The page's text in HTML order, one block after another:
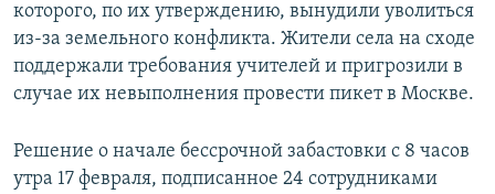
которого, по их утверждению, вынудили уволиться
из-за земельного конфликта. Жители села на сходе
поддержали требования учителей и пригрозили в
случае их невыполнения провести пикет в Москве.
Решение о начале бессрочной забастовки с 8 часов
утра 17 февраля, подписанное 24 сотрудниками